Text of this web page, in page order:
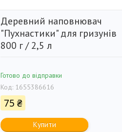
Деревний наповнювач
"Пухнастики" для гризунів
800 г / 2,5 л
Готово до відправки
Код: 1655386616
75 ₴
Купити